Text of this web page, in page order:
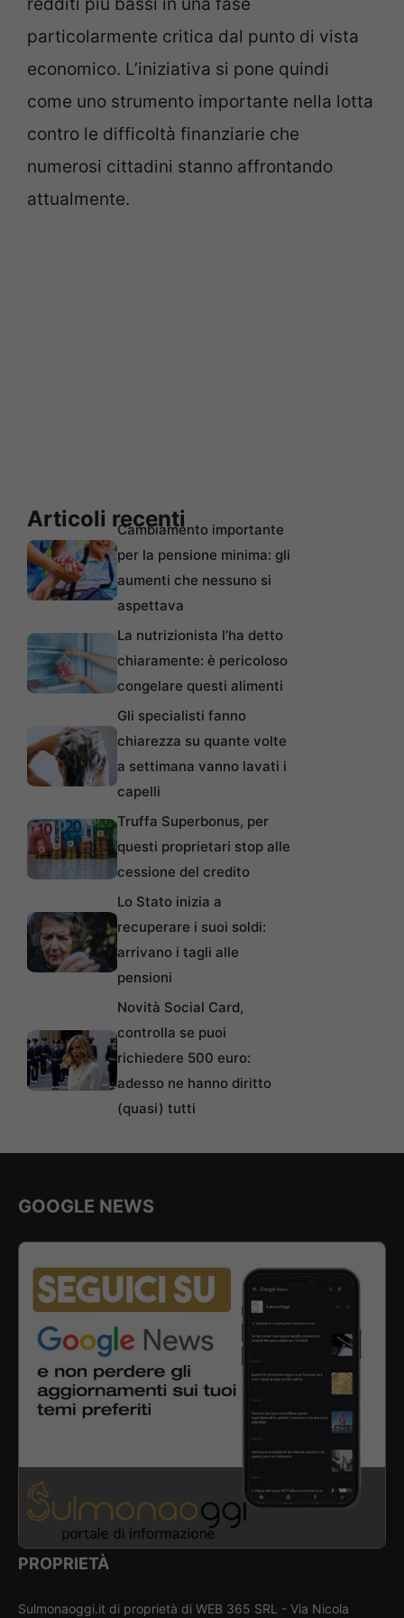
particolarmente critica dal punto di vista
economico. L’iniziativa si pone quindi
come uno strumento importante nella lotta
contro le difficoltà finanziarie che
numerosi cittadini stanno affrontando
attualmente.
Articoli recentiCambiamento importante
per la pensione minima: gli
aumenti che nessuno si
aspettava
La nutrizionista l’ha detto
chiaramente: è pericoloso
congelare questi alimenti
Gli specialisti fanno
chiarezza su quante volte
a settimana vanno lavati i
capelli
Truffa Superbonus, per
questi proprietari stop alle
cessione del credito
Lo Stato inizia a
recuperare i suoi soldi:
arrivano i tagli alle
pensioni
Novità Social Card,
controlla se puoi
richiedere 500 euro:
adesso ne hanno diritto
(quasi) tutti
GOOGLE NEWS
PROPRIETÀ
Sulmonaoggi.it di proprietà di WEB 365 SRL - Via Nicola